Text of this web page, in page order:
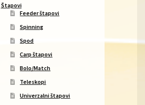
Štapovi
Feeder štapovi
Spinning
Spod
Carp štapovi
Bolo/Match
Teleskopi
Univerzalni štapovi